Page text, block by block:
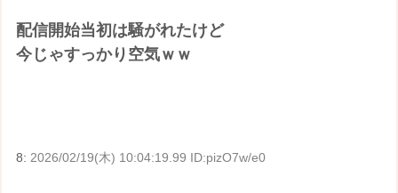
配信開始当初は騒がれたけど
今じゃすっかり空気ｗｗ
8: 2026/02/19(木) 10:04:19.99 ID:pizO7w/e0